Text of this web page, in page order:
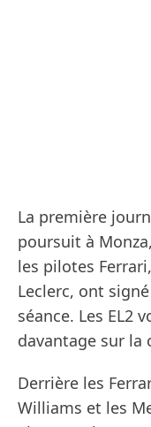
La première
poursuit à
les pilotes
Leclerc, ont
séance. Les EL2
davantage sur la
Derrière les
Williams et les